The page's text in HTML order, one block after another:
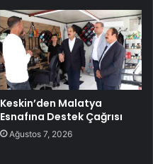
Keskin’den Malatya
Esnafına Destek Çağrısı
Ağustos 7, 2026